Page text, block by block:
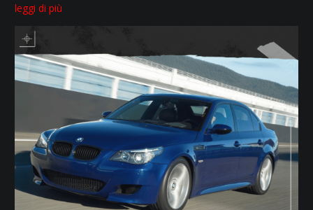
leggi di più